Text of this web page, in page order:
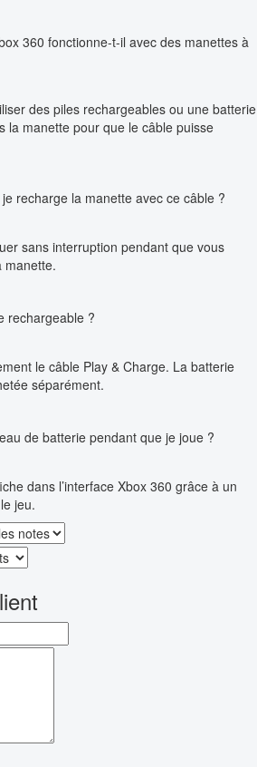
360 fonctionne-t-il avec des manettes à
des piles rechargeables ou une batterie
la manette pour que le câble puisse
recharge la manette avec ce câble ?
sans interruption pendant que vous
manette.
rechargeable ?
le câble Play & Charge. La batterie
séparément.
de batterie pendant que je joue ?
dans l’interface Xbox 360 grâce à un
jeu.